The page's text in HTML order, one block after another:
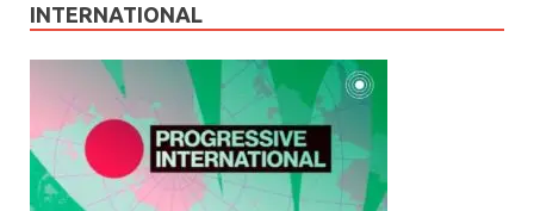
INTERNATIONAL